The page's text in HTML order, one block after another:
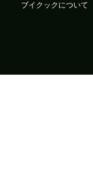
ブイクックについて